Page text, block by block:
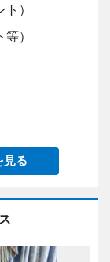
）
）
見る